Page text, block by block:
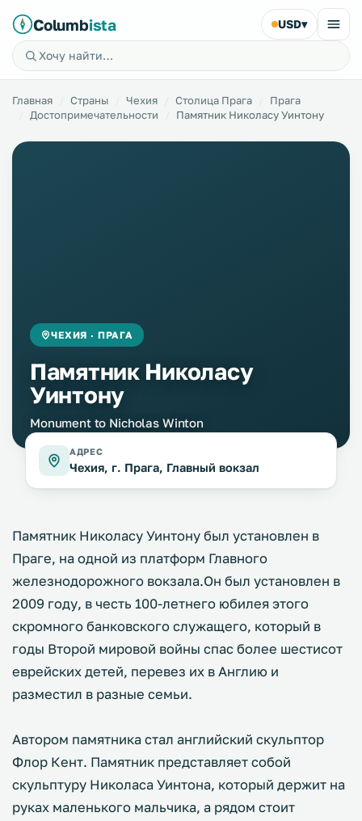
Columbista USD▾
Главная Страны Чехия Столица Прага
Прага
Достопримечательности
Памятник Николасу Уинтону
ЧЕХИЯ · ПРАГА
Памятник Николасу
Уинтону
Monument to Nicholas Winton
АДРЕС
Чехия, г. Прага, Главный вокзал
Памятник Николасу Уинтону был установлен в
Праге, на одной из платформ Главного
железнодорожного вокзала.Он был установлен в
2009 году, в честь 100-летнего юбилея этого
скромного банковского служащего, который в
годы Второй мировой войны спас более шестисот
еврейских детей, перевез их в Англию и
разместил в разные семьи.
Автором памятника стал английский скульптор
Флор Кент. Памятник представляет собой
скульптуру Николаса Уинтона, который держит на
руках маленького мальчика, а рядом стоит